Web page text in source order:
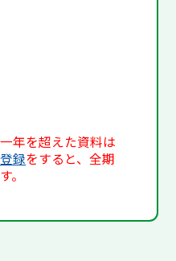
年を超えた資料は
録をすると、全期
。